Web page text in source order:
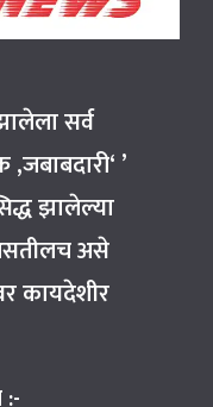
सर्व
’
झालेल्या
असे
कायदेशीर